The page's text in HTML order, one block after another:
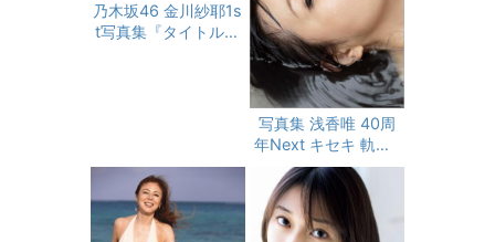
乃木坂46 金川紗耶1s
t写真集『タイトル未
写真集 浅香唯 40周
年Next キセキ 軌跡×
奇跡